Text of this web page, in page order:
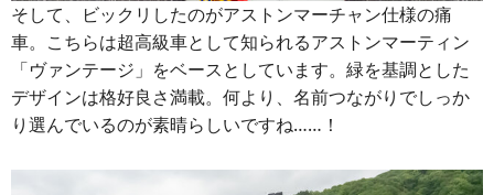
そして、ビックリしたのがアストンマーチャン仕様の痛
車。こちらは超高級車として知られるアストンマーティン
「ヴァンテージ」をベースとしています。緑を基調とした
デザインは格好良さ満載。何より、名前つながりでしっか
り選んでいるのが素晴らしいですね……！